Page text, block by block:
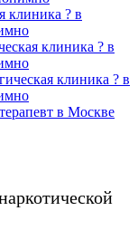
клиника ? в
клиника ? в
клиника ? в
в Москве